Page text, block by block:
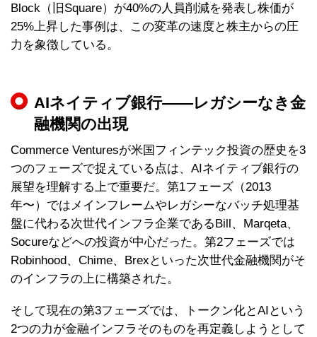
Block（旧Square）が40%の人員削減を発表し株価が
25%上昇した事例は、この変革の速度と株主からの圧
力を象徴している。
AIネイティブ銀行——レガシーなき金
融機関の出現
Commerce Venturesが米国フィンテック投資の歴史を3
つのフェーズで捉えている点は、AIネイティブ銀行の
展望を理解する上で重要だ。第1フェーズ（2013
年〜）ではメインフレームやレガシーなバッチ処理基
盤に代わる次世代インフラ企業であるBill、Marqeta、
Socureなどへの投資が中心だった。第2フェーズでは
Robinhood、Chime、Brexといった次世代金融機関がそ
のインフラの上に構築された。
そして現在の第3フェーズでは、トークン化とAIという
2つの力が金融インフラそのものを再定義しようとして